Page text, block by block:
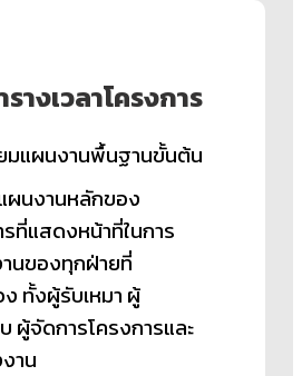
างเวลาโครงการ
มแผนงานพื้นฐานขั้นต้น
นงานหลักของ
ที่แสดงหน้าที่ในการ
นของทุกฝ่ายที่
ง ทั้งผู้รับเหมา ผู้
ผู้จัดการโครงการและ
าน